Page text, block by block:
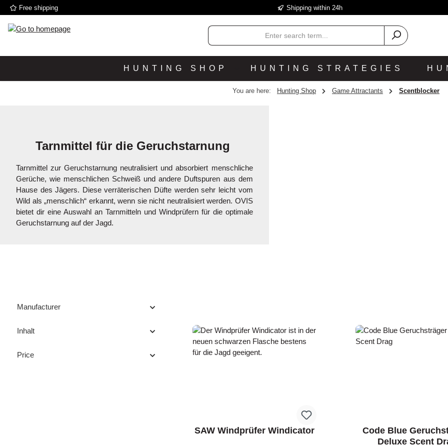
to main content
Skip to search
Skip to main navigation
Free shipping Shipping within 24h
HUNTING SHOP HUNTING STRATEGIES
You are here: Hunting Shop Game Attractants Scentblocker
Tarnmittel für die Geruchstarnung
Tarnmittel zur Geruchstarnung neutralisiert und absorbiert menschliche
Gerüche, wie menschlichen Schweiß und andere Duftspuren aus dem
Hause des Jägers. Diese verräterischen Düfte werden sehr leicht vom
Wild als „menschlich“ erkannt, wenn sie nicht neutralisiert werden. OVIS
bietet dir eine Auswahl an Tarnmitteln und Windprüfern für die optimale
Geruchstarnung auf der Jagd.
Manufacturer
Inhalt
Price
SAW Windprüfer Windicator
Code Blue
Deluxe Scent